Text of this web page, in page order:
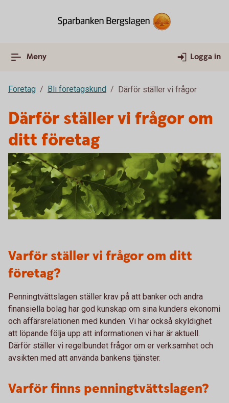
Meny Logga in
Företag Bli företagskund Därför ställer vi frågor
Därför ställer vi frågor om
ditt företag
Varför ställer vi frågor om ditt
företag?
Penningtvättslagen ställer krav på att banker och andra
finansiella bolag har god kunskap om sina kunders ekonomi
och affärsrelationen med kunden. Vi har också skyldighet
att löpande följa upp att informationen vi har är aktuell.
Därför ställer vi regelbundet frågor om er verksamhet och
avsikten med att använda bankens tjänster.
Varför finns penningtvättslagen?